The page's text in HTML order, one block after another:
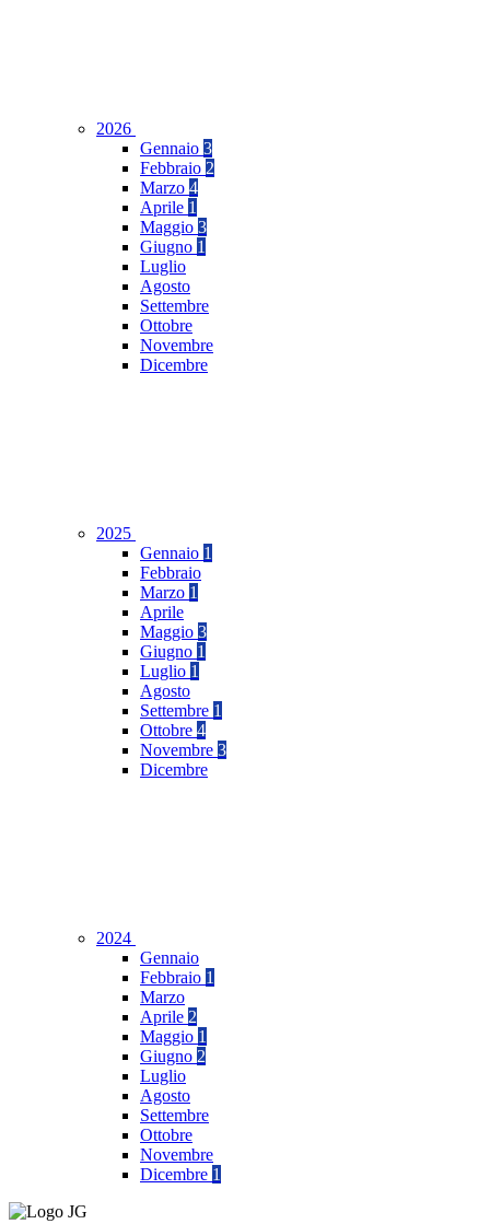
2026
Gennaio 3
Febbraio 2
Marzo 4
Aprile 1
Maggio 3
Giugno 1
Luglio
Agosto
Settembre
Ottobre
Novembre
Dicembre
2025
Gennaio 1
Febbraio
Marzo 1
Aprile
Maggio 3
Giugno 1
Luglio 1
Agosto
Settembre 1
Ottobre 4
Novembre 3
Dicembre
2024
Gennaio
Febbraio 1
Marzo
Aprile 2
Maggio 1
Giugno 2
Luglio
Agosto
Settembre
Ottobre
Novembre
Dicembre 1